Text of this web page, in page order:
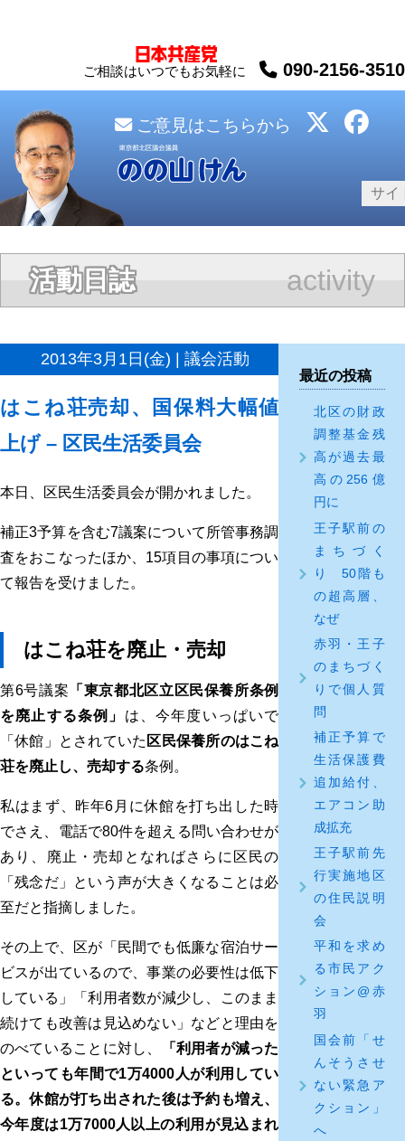
ご相談はいつでもお気軽に 090-2156-3510
ご意見はこちらから
活動日誌 activity
2013年3月1日(金) | 議会活動
はこね荘売却、国保料大幅値
上げ – 区民生活委員会
本日、区民生活委員会が開かれました。
補正3予算を含む7議案について所管事務調
査をおこなったほか、15項目の事項につい
て報告を受けました。
はこね荘を廃止・売却
第6号議案 「東京都北区立区民保養所条例
を廃止する条例」 は、今年度いっぱいで
「休館」とされていた 区民保養所のはこね
荘を廃止し、売却する条例。
私はまず、昨年6月に休館を打ち出した時
でさえ、電話で80件を超える問い合わせが
あり、廃止・売却となればさらに区民の
「残念だ」という声が大きくなることは必
至だと指摘しました。
その上で、区が「民間でも低廉な宿泊サー
ビスが出ているので、事業の必要性は低下
している」「利用者数が減少し、このまま
続けても改善は見込めない」などと理由を
のべていることに対し、
「利用者が減った
といっても年間で1万4000人が利用してい
る。休館が打ち出された後は予約も増え、
今年度は1万7000人以上の利用が見込まれ
最近の投稿
北区の財政
調整基金残
高が過去最
高の256億
円に
王子駅前の
まちづく
り 50階も
の超高層、
なぜ
赤羽・王子
のまちづく
りで個人質
問
補正予算で
生活保護費
追加給付、
エアコン助
成拡充
王子駅前先
行実施地区
の住民説明
会
平和を求め
る市民アク
ション@赤
羽
国会前「せ
んそうさせ
ない緊急ア
クション」
へ